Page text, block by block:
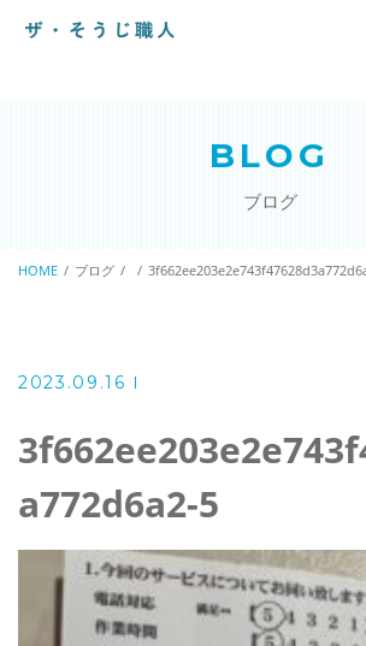
ザ・そうじ職人について
エアコンクリーニング
ハウスクリーニング
浴室クリーニング
風呂釜洗浄・追い炊き配管
クリーニング
トイレクリーニング
クリニック施設専門清掃
よくあ
ブログ
洗濯機
空気清
BLOG
ブログ
HOME ブログ
2023.09.16
a772d6a2-5